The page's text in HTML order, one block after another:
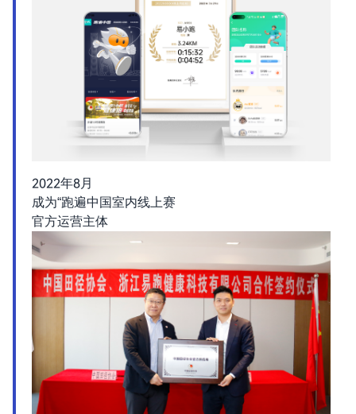
2022年8月
成为“跑遍中国室内线上赛
官方运营主体